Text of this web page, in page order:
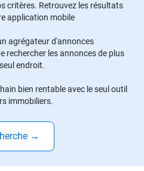
critères. Retrouvez les résultats
application mobile
agrégateur d'annonces
rechercher les annonces de plus
endroit.
bien rentable avec le seul outil
immobiliers.
→